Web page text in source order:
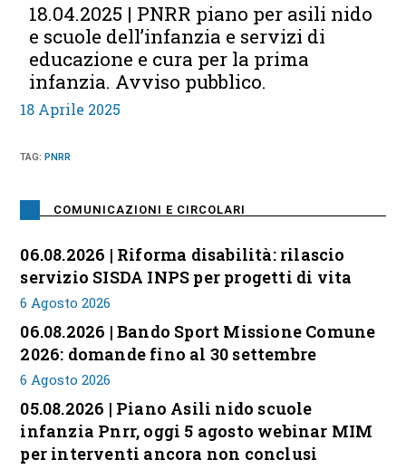
18.04.2025 | PNRR piano per asili nido
e scuole dell’infanzia e servizi di
educazione e cura per la prima
infanzia. Avviso pubblico.
18 Aprile 2025
TAG:PNRR
COMUNICAZIONI E CIRCOLARI
06.08.2026 | Riforma disabilità: rilascio
servizio SISDA INPS per progetti di vita
6 Agosto 2026
06.08.2026 | Bando Sport Missione Comune
2026: domande fino al 30 settembre
6 Agosto 2026
05.08.2026 | Piano Asili nido scuole
infanzia Pnrr, oggi 5 agosto webinar MIM
per interventi ancora non conclusi